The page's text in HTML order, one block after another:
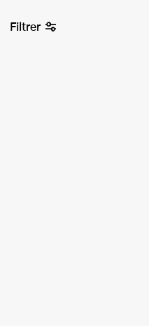
Filtrer